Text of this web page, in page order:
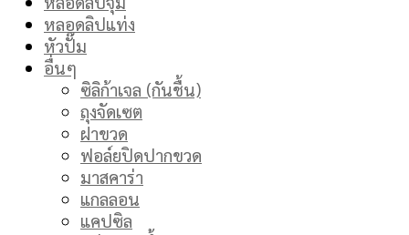
หลอดลิปแท่ง
หัวปั๊ม
อื่นๆ
ซิลิก้าเจล (กันชื้น)
ถุงจัดเซต
ฝาขวด
ฟอล์ยปิดปากขวด
มาสคาร่า
แกลลอน
แคปซิล